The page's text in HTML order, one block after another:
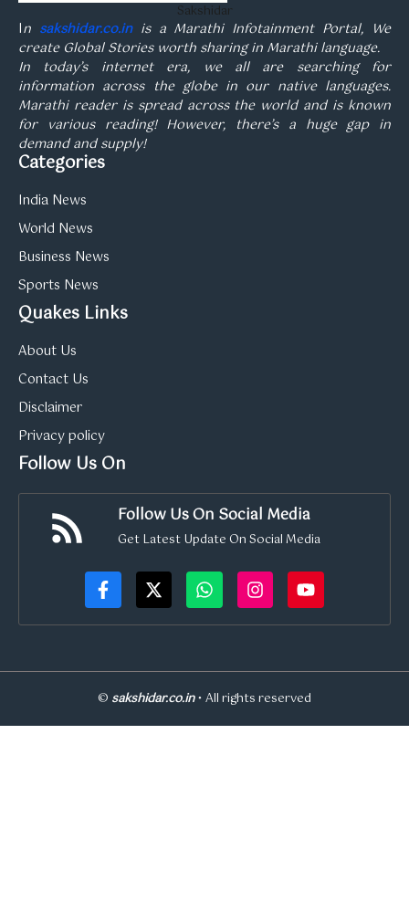
Sakshidar
In sakshidar.co.inis a Marathi Infotainment Portal, We
create Global Stories worth sharing in Marathi language.
In today’s internet era, we all are searching for
information across the globe in our native languages.
Marathi reader is spread across the world and is known
for various reading! However, there’s a huge gap in
demand and supply!
Categories
India News
World News
Business News
Sports News
Quakes Links
About Us
Contact Us
Disclaimer
Privacy policy
Follow Us On
Follow Us On Social Media
Get Latest Update On Social Media
© sakshidar.co.in• All rights reserved